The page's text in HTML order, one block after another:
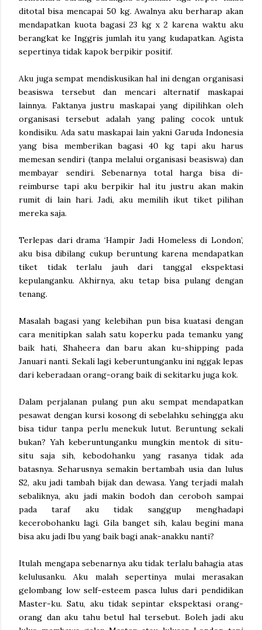
ditotal bisa mencapai 50 kg. Awalnya aku berharap akan
mendapatkan kuota bagasi 23 kg x 2 karena waktu aku
berangkat ke Inggris jumlah itu yang kudapatkan. Agista
sepertinya tidak kapok berpikir positif.
Aku juga sempat mendiskusikan hal ini dengan organisasi
beasiswa tersebut dan mencari alternatif maskapai
lainnya. Faktanya justru maskapai yang dipilihkan oleh
organisasi tersebut adalah yang paling cocok untuk
kondisiku. Ada satu maskapai lain yakni Garuda Indonesia
yang bisa memberikan bagasi 40 kg tapi aku harus
memesan sendiri (tanpa melalui organisasi beasiswa) dan
membayar sendiri. Sebenarnya total harga bisa di-
reimburse tapi aku berpikir hal itu justru akan makin
rumit di lain hari. Jadi, aku memilih ikut tiket pilihan
mereka saja.
Terlepas dari drama ‘Hampir Jadi Homeless di London’,
aku bisa dibilang cukup beruntung karena mendapatkan
tiket tidak terlalu jauh dari tanggal ekspektasi
kepulanganku. Akhirnya, aku tetap bisa pulang dengan
tenang.
Masalah bagasi yang kelebihan pun bisa kuatasi dengan
cara menitipkan salah satu koperku pada temanku yang
baik hati, Shaheera dan baru akan ku-shipping pada
Januari nanti. Sekali lagi keberuntunganku ini nggak lepas
dari keberadaan orang-orang baik di sekitarku juga kok.
Dalam perjalanan pulang pun aku sempat mendapatkan
pesawat dengan kursi kosong di sebelahku sehingga aku
bisa tidur tanpa perlu menekuk lutut. Beruntung sekali
bukan? Yah keberuntunganku mungkin mentok di situ-
situ saja sih, kebodohanku yang rasanya tidak ada
batasnya. Seharusnya semakin bertambah usia dan lulus
S2, aku jadi tambah bijak dan dewasa. Yang terjadi malah
sebaliknya, aku jadi makin bodoh dan ceroboh sampai
pada taraf aku tidak sanggup menghadapi
kecerobohanku lagi. Gila banget sih, kalau begini mana
bisa aku jadi Ibu yang baik bagi anak-anakku nanti?
Itulah mengapa sebenarnya aku tidak terlalu bahagia atas
kelulusanku. Aku malah sepertinya mulai merasakan
gelombang low self-esteem pasca lulus dari pendidikan
Master-ku. Satu, aku tidak sepintar ekspektasi orang-
orang dan aku tahu betul hal tersebut. Boleh jadi aku